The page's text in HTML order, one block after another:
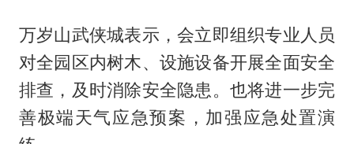
万岁山武侠城表示，会立即组织专业人员
对全园区内树木、设施设备开展全面安全
排查，及时消除安全隐患。也将进一步完
善极端天气应急预案，加强应急处置演